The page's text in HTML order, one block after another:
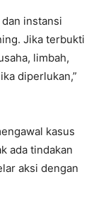
instansi
Jika terbukti
limbah,
diperlukan,”
kasus
ada tindakan
aksi dengan